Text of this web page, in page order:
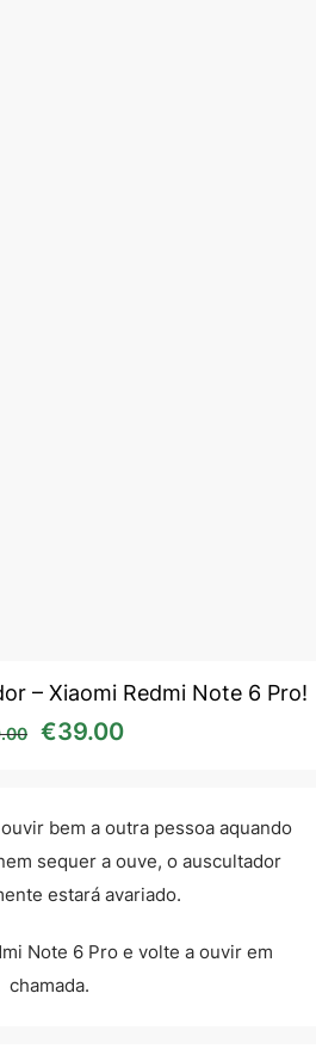
– Xiaomi Redmi Note 6 Pro!
O preço original era:
€39.00
bem a outra pessoa aquando
sequer a ouve, o auscultador
estará avariado.
Note 6 Pro e volte a ouvir em
chamada.